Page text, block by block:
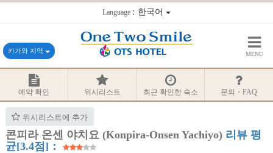
Language：한국어
카가와 지역 MENU
예약 확인 위시리스트 최근 확인한 숙소 문의・FAQ
위시리스트에 추가
콘피라 온센 야치요 (Konpira-Onsen Yachiyo) 리뷰 평
균[3.4점]：